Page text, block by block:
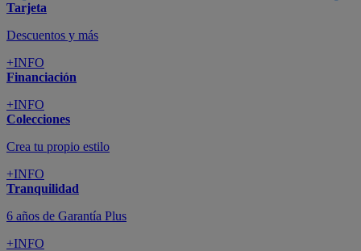
Tarjeta
Descuentos y más
+INFO
Financiación
+INFO
Colecciones
Crea tu propio estilo
+INFO
Tranquilidad
6 años de Garantía Plus
+INFO